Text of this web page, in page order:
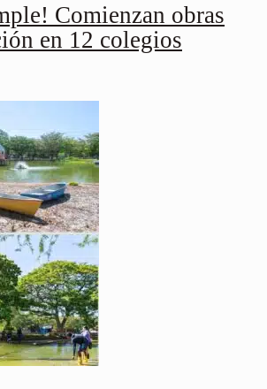
Comienzan obras
en 12 colegios